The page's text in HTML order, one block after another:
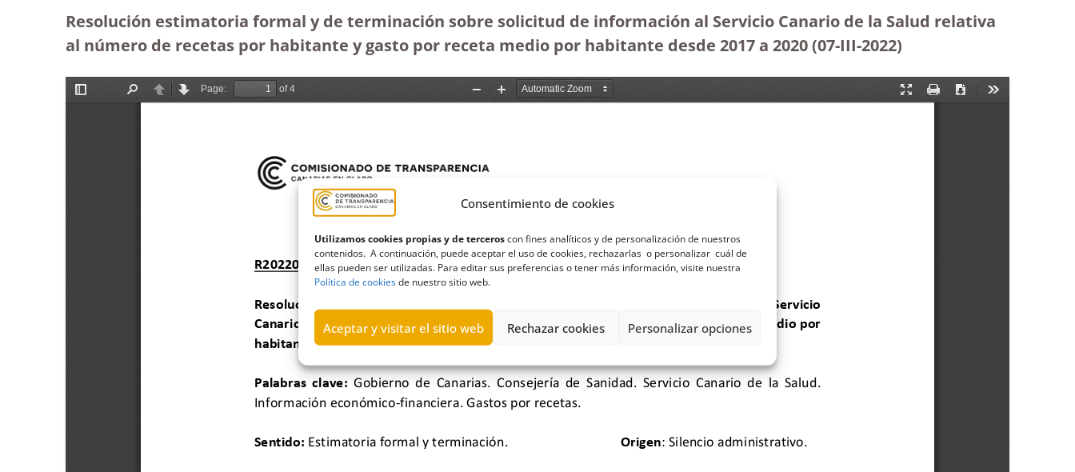
Consentimiento de cookies
Utilizamos cookies propias y de terceroscon fines analíticos y de personalización de nuestros
contenidos. A continuación, puede aceptar el uso de cookies, rechazarlas o personalizar cuál de
ellas pueden ser utilizadas. Para editar sus preferencias o tener más información, visite nuestra
Política de cookiesde nuestro sitio web.
Aceptar y visitar el sitio web Rechazar cookies Personalizar opciones
Resolución estimatoria formal y de terminación sobre solicitud de información al Servicio Canario de la Salud relativa
al número de recetas por habitante y gasto por receta medio por habitante desde 2017 a 2020 (07-III-2022)